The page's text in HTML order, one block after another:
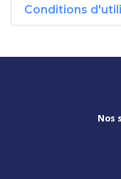
Conditions
Nos